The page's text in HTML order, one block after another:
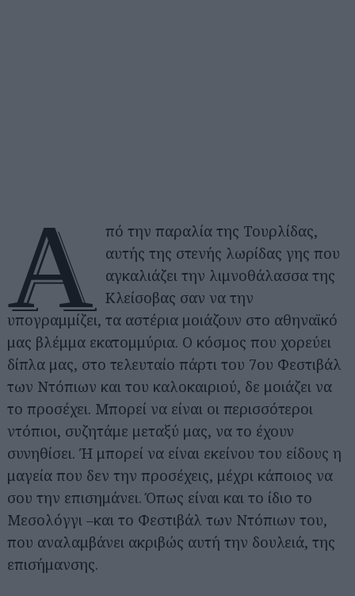
Α
πό την παραλία της Τουρλίδας,
αυτής της στενής λωρίδας γης που
αγκαλιάζει την λιμνοθάλασσα της
Κλείσοβας σαν να την
υπογραμμίζει, τα αστέρια μοιάζουν στο αθηναϊκό
μας βλέμμα εκατομμύρια. Ο κόσμος που χορεύει
δίπλα μας, στο τελευταίο πάρτι του 7ου Φεστιβάλ
των Ντόπιων και του καλοκαιριού, δε μοιάζει να
το προσέχει. Μπορεί να είναι οι περισσότεροι
ντόπιοι, συζητάμε μεταξύ μας, να το έχουν
συνηθίσει. Ή μπορεί να είναι εκείνου του είδους η
μαγεία που δεν την προσέχεις, μέχρι κάποιος να
σου την επισημάνει. Όπως είναι και το ίδιο το
Μεσολόγγι –και το Φεστιβάλ των Ντόπιων του,
που αναλαμβάνει ακριβώς αυτή την δουλειά, της
επισήμανσης.